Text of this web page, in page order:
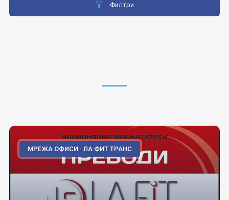
Филтри
МРЕЖА ОФИСИ · ЛА ФИТ ТРАНС